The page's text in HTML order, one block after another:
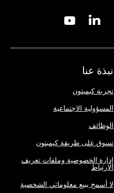
نبذة عنا
تجربة كيمبتون
المسؤولية الاجتماعية
الوظائف
تسوق على طريقة كيمبتون
إدارة الخصوصية وملفات تعريف
الارتباط
لا أسمح ببيع معلوماتي الشخصية